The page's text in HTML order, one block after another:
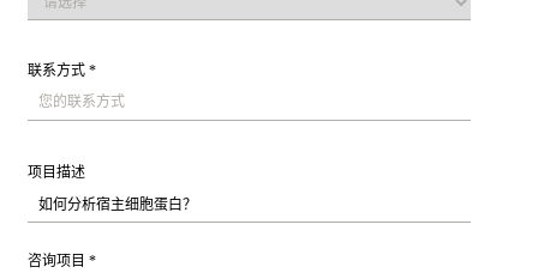
联系方式 *
项目描述
咨询项目 *